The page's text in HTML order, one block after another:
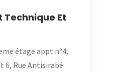
Technique Et
étage appt n°4,
6, Rue Antisirabé